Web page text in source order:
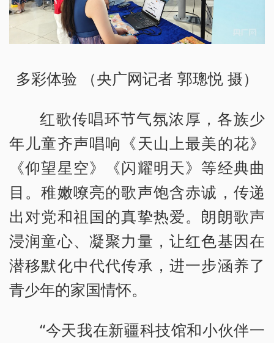
多彩体验 （央广网记者 郭璁悦 摄）
红歌传唱环节气氛浓厚，各族少
年儿童齐声唱响《天山上最美的花》
《仰望星空》《闪耀明天》等经典曲
目。稚嫩嘹亮的歌声饱含赤诚，传递
出对党和祖国的真挚热爱。朗朗歌声
浸润童心、凝聚力量，让红色基因在
潜移默化中代代传承，进一步涵养了
青少年的家国情怀。
“今天我在新疆科技馆和小伙伴一